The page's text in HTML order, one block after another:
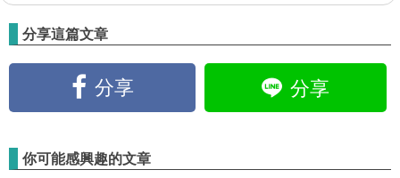
分享這篇文章
分享 分享
你可能感興趣的文章